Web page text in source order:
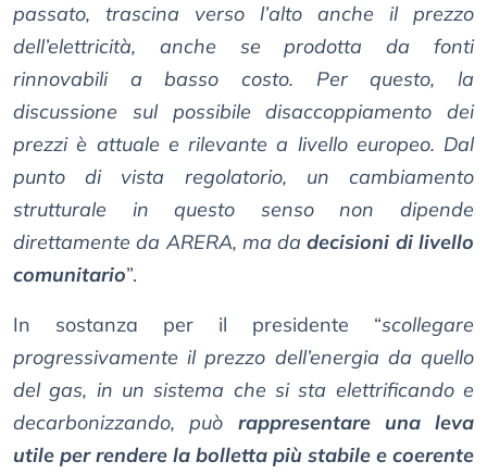
passato, trascina verso l’alto anche il prezzo
dell’elettricità, anche se prodotta da fonti
rinnovabili a basso costo. Per questo, la
discussione sul possibile disaccoppiamento dei
prezzi è attuale e rilevante a livello europeo. Dal
punto di vista regolatorio, un cambiamento
strutturale in questo senso non dipende
direttamente da ARERA, ma dadecisioni di livello
comunitario”.
In sostanza per il presidente “scollegare
progressivamente il prezzo dell’energia da quello
del gas, in un sistema che si sta elettrificando e
decarbonizzando, può rappresentare una leva
utile per rendere la bolletta più stabile e coerente